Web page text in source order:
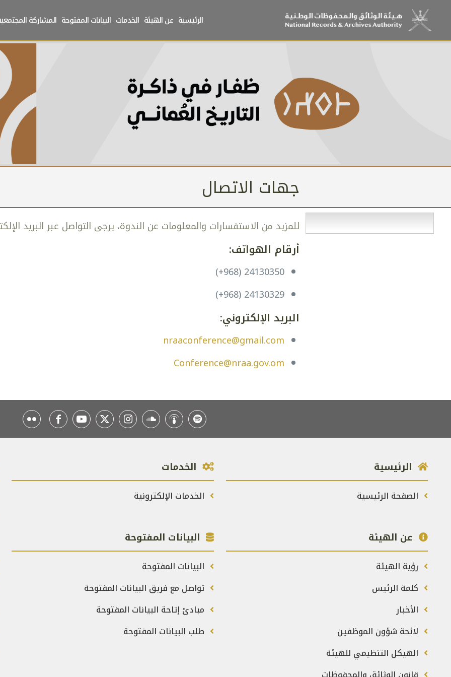
الرئيسية عن الهيئة الخدمات البيانات المفتوحة المشاركة
جهات الاتصال
للمزيد من الاستفسارات والمعلومات عن الندوة، يرجى التواصل عبر البريد
أرقام الهواتف:
(+968) 24130350
(+968) 24130329
البريد الإلكتروني:
nraaconference@gmail.com
Conference@nraa.gov.om
الرئيسية
الصفحة الرئيسية
عن الهيئة
رؤية الهيئة
كلمة الرئيس
الأخبار
لائحة شؤون الموظفين
الهيكل التنظيمي للهيئة
الخدمات
الخدمات الإلكترونية
البيانات المفتوحة
البيانات المفتوحة
تواصل مع فريق البيانات المفتوحة
مبادئ إتاحة البيانات المفتوحة
طلب البيانات المفتوحة